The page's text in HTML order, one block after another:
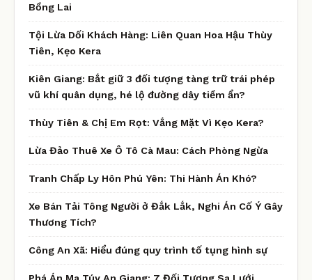
Bồng Lai
Tội Lừa Dối Khách Hàng: Liên Quan Hoa Hậu Thùy
Tiên, Kẹo Kera
Kiên Giang: Bắt giữ 3 đối tượng tàng trữ trái phép
vũ khí quân dụng, hé lộ đường dây tiềm ẩn?
Thùy Tiên & Chị Em Rọt: Vắng Mặt Vì Kẹo Kera?
Lừa Đảo Thuê Xe Ô Tô Cà Mau: Cách Phòng Ngừa
Tranh Chấp Ly Hôn Phú Yên: Thi Hành Án Khó?
Xe Bán Tải Tông Người ở Đắk Lắk, Nghi Án Cố Ý Gây
Thương Tích?
Công An Xã: Hiểu đúng quy trình tố tụng hình sự
Phá Án Ma Túy An Giang: 7 Đối Tượng Sa Lưới